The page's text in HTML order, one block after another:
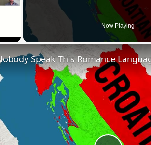
Now Playing
Speak This Romance